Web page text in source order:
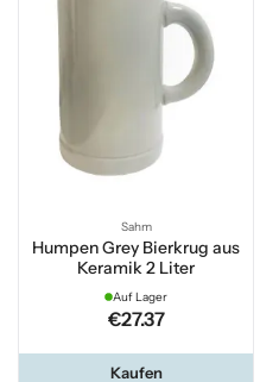
Sahm
Humpen Grey Bierkrug aus
Keramik 2 Liter
Auf Lager
€27.37
Kaufen